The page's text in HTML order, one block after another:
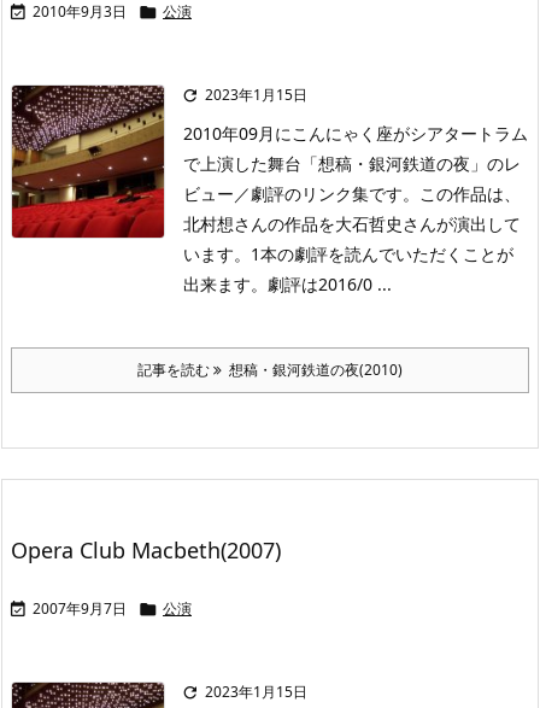
 2010年9月3日  公演
 2023年1月15日
2010年09月にこんにゃく座がシアタートラム
で上演した舞台「想稿・銀河鉄道の夜」のレ
ビュー／劇評のリンク集です。この作品は、
北村想さんの作品を大石哲史さんが演出して
います。1本の劇評を読んでいただくことが
出来ます。劇評は2016/0 ...
記事を読む 想稿・銀河鉄道の夜(2010)
Opera Club Macbeth(2007)
 2007年9月7日  公演
 2023年1月15日